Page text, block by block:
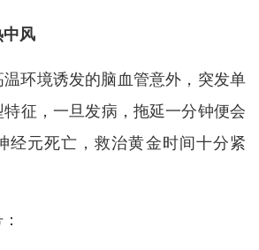
中风
环境诱发的脑血管意外，突发单
征，一旦发病，拖延一分钟便会
经元死亡，救治黄金时间十分紧